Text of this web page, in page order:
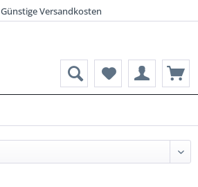
Günstige Versandkosten